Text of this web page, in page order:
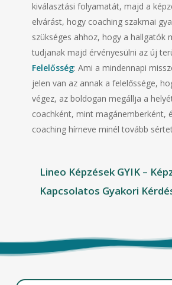
kiválasztási folyamatát, majd a
elvárást, hogy coaching szakmai
szükséges ahhoz, hogy a hallgatók
tudjanak majd érvényesülni az új
Felelősség: Ami a mindennapi
jelen van az annak a felelőssége,
végez, az boldogan megállja a
coachként, mint magánemberként,
coaching hírneve minél tovább
Lineo Képzések GYIK –
Kapcsolatos Gyakori